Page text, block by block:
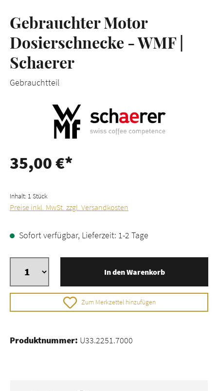
Gebrauchter Motor
Dosierschnecke - WMF |
Schaerer
Gebrauchtteil
35,00 €*
Inhalt: 1 Stück
Preise inkl. MwSt. zzgl. Versandkosten
Sofort verfügbar, Lieferzeit: 1-2 Tage
In den Warenkorb
Zum Merkzettel hinzufügen
Produktnummer: U33.2251.7000